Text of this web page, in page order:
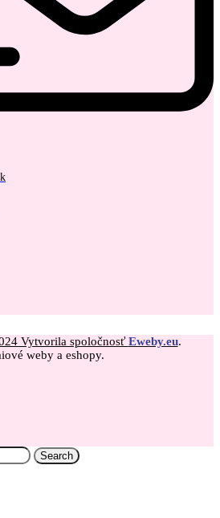
Vytvorila spoločnosť Eweby.eu.
weby a eshopy.
Search